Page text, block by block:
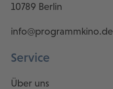
10789 Berlin
info@programmkino.de
Service
Über uns